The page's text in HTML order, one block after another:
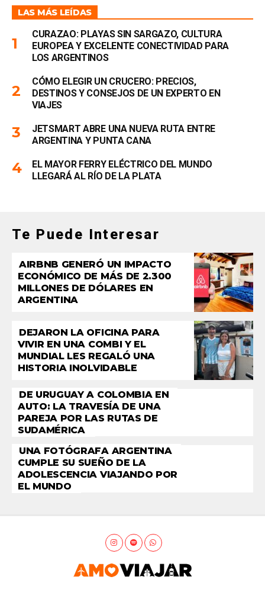
LAS MÁS LEÍDAS
CURAZAO: PLAYAS SIN SARGAZO, CULTURA
EUROPEA Y EXCELENTE CONECTIVIDAD PARA
LOS ARGENTINOS
CÓMO ELEGIR UN CRUCERO: PRECIOS,
DESTINOS Y CONSEJOS DE UN EXPERTO EN
VIAJES
JETSMART ABRE UNA NUEVA RUTA ENTRE
ARGENTINA Y PUNTA CANA
EL MAYOR FERRY ELÉCTRICO DEL MUNDO
LLEGARÁ AL RÍO DE LA PLATA
Te Puede Interesar
AIRBNB GENERÓ UN IMPACTO
ECONÓMICO DE MÁS DE 2.300
MILLONES DE DÓLARES EN
ARGENTINA
DEJARON LA OFICINA PARA
VIVIR EN UNA COMBI Y EL
MUNDIAL LES REGALÓ UNA
HISTORIA INOLVIDABLE
DE URUGUAY A COLOMBIA EN
AUTO: LA TRAVESÍA DE UNA
PAREJA POR LAS RUTAS DE
SUDAMÉRICA
UNA FOTÓGRAFA ARGENTINA
CUMPLE SU SUEÑO DE LA
ADOLESCENCIA VIAJANDO POR
EL MUNDO